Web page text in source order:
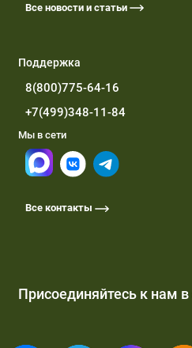
Все новости и статьи
Поддержка
8(800)775-64-16
+7(499)348-11-84
Мы в сети
Все контакты
Присоединяйтесь к нам